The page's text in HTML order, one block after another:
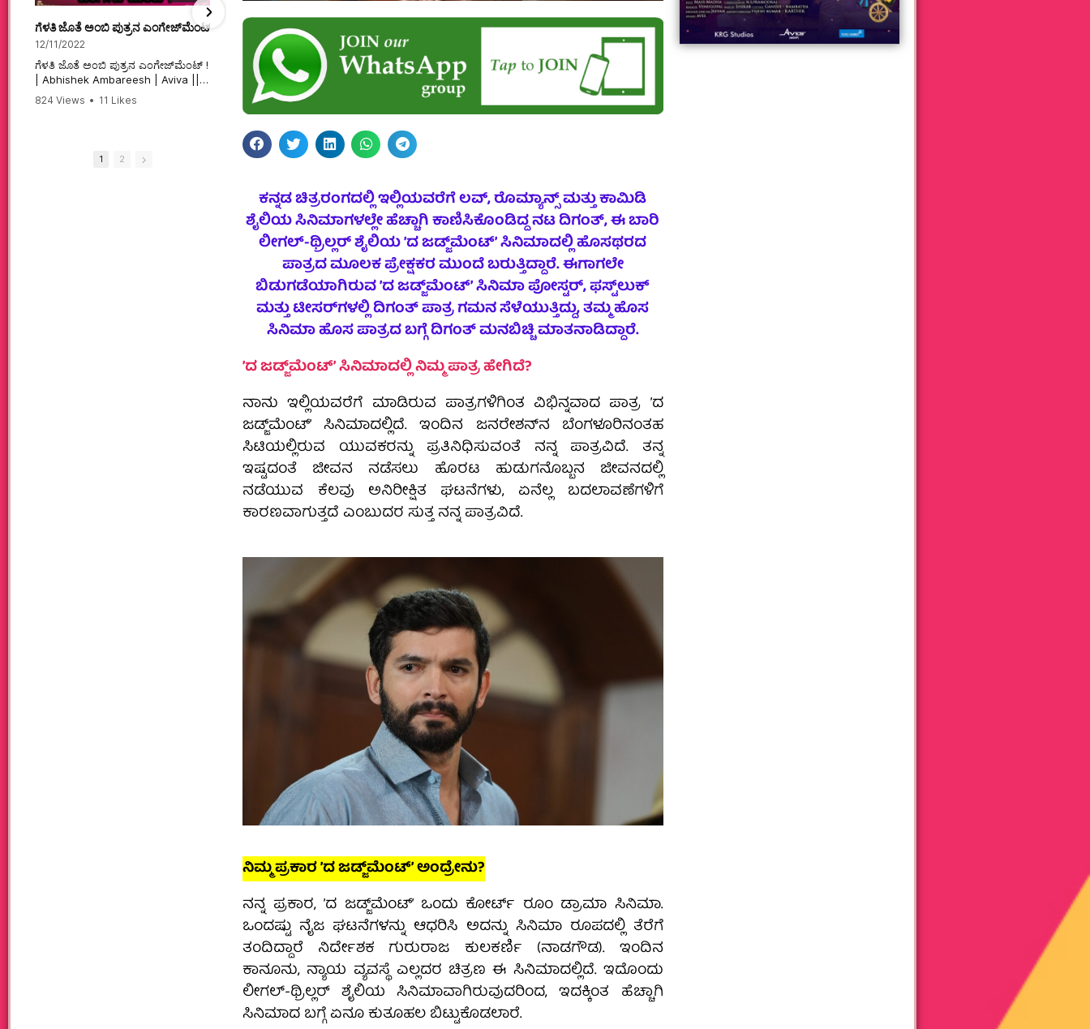
ಗೆಳತಿ ಜೊತೆ ಅಂಬಿ ಪುತ್ರನ ಎಂಗೇಜ್‌ಮೆಂಟ್ ! | Abhishek Ambareesh | Aviva ||
12/11/2022
ಗೆಳತಿ ಜೊತೆ ಅಂಬಿ ಪುತ್ರನ ಎಂಗೇಜ್‌ಮೆಂಟ್ !
| Abhishek Ambareesh | Aviva ||
824 Views • 11 Likes
ಮಗನಿಗಾಗಿಯೇ ಸಿನಿಮಾ ಮಾಡಿದ ಮಹಾತಾಯಿ! | Karnataka ||
12/6/2022
ಮಗನಿಗಾಗಿಯೇ ಸಿನಿಮಾ ಮಾಡಿದ
ಮಹಾತಾಯಿ! | Karnataka ||
#karnataka #kannadamovies
74 Views • 2 Likes
1 2
ಕನ್ನಡ ಚಿತ್ರರಂಗದಲ್ಲಿ ಇಲ್ಲಿಯವರೆಗೆ ಲವ್‌, ರೊಮ್ಯಾನ್ಸ್‌ ಮತ್ತು ಕಾಮಿಡಿ
ಶೈಲಿಯ ಸಿನಿಮಾಗಳಲ್ಲೇ ಹೆಚ್ಚಾಗಿ ಕಾಣಿಸಿಕೊಂಡಿದ್ದ ನಟ ದಿಗಂತ್‌, ಈ ಬಾರಿ
ಲೀಗಲ್‌-ಥ್ರಿಲ್ಲರ್‌ ಶೈಲಿಯ ʼದ ಜಡ್ಜ್‌ಮೆಂಟ್‌ʼ ಸಿನಿಮಾದಲ್ಲಿ ಹೊಸಥರದ
ಪಾತ್ರದ ಮೂಲಕ ಪ್ರೇಕ್ಷಕರ ಮುಂದೆ ಬರುತ್ತಿದ್ದಾರೆ. ಈಗಾಗಲೇ
ಬಿಡುಗಡೆಯಾಗಿರುವ ʼದ ಜಡ್ಜ್‌ಮೆಂಟ್‌ʼ ಸಿನಿಮಾ ಪೋಸ್ಟರ್‌, ಫಸ್ಟ್‌ಲುಕ್‌
ಮತ್ತು ಟೀಸರ್‌ಗಳಲ್ಲಿ ದಿಗಂತ್‌ ಪಾತ್ರ ಗಮನ ಸೆಳೆಯುತ್ತಿದ್ದು, ತಮ್ಮ ಹೊಸ
ಸಿನಿಮಾ ಹೊಸ ಪಾತ್ರದ ಬಗ್ಗೆ ದಿಗಂತ್‌ ಮನಬಿಚ್ಚಿ ಮಾತನಾಡಿದ್ದಾರೆ.
ʼದ ಜಡ್ಜ್‌ಮೆಂಟ್‌ʼ ಸಿನಿಮಾದಲ್ಲಿ ನಿಮ್ಮ ಪಾತ್ರ ಹೇಗಿದೆ?
ನಾನು ಇಲ್ಲಿಯವರೆಗೆ ಮಾಡಿರುವ ಪಾತ್ರಗಳಿಗಿಂತ ವಿಭಿನ್ನವಾದ ಪಾತ್ರ ʼದ
ಜಡ್ಜ್‌ಮೆಂಟ್‌ʼ ಸಿನಿಮಾದಲ್ಲಿದೆ. ಇಂದಿನ ಜನರೇಶನ್‌ನ ಬೆಂಗಳೂರಿನಂತಹ
ಸಿಟಿಯಲ್ಲಿರುವ ಯುವಕರನ್ನು ಪ್ರತಿನಿಧಿಸುವಂತೆ ನನ್ನ ಪಾತ್ರವಿದೆ. ತನ್ನ
ಇಷ್ಟದಂತೆ ಜೀವನ ನಡೆಸಲು ಹೊರಟ ಹುಡುಗನೊಬ್ಬನ ಜೀವನದಲ್ಲಿ
ನಡೆಯುವ ಕೆಲವು ಅನಿರೀಕ್ಷಿತ ಘಟನೆಗಳು, ಏನೆಲ್ಲ ಬದಲಾವಣೆಗಳಿಗೆ
ಕಾರಣವಾಗುತ್ತದೆ ಎಂಬುದರ ಸುತ್ತ ನನ್ನ ಪಾತ್ರವಿದೆ.
ನಿಮ್ಮ ಪ್ರಕಾರ ʼದ ಜಡ್ಜ್‌ಮೆಂಟ್‌ʼ ಅಂದ್ರೇನು?
ನನ್ನ ಪ್ರಕಾರ, ʼದ ಜಡ್ಜ್‌ಮೆಂಟ್‌ʼ ಒಂದು ಕೋರ್ಟ್‌ ರೂಂ ಡ್ರಾಮಾ ಸಿನಿಮಾ.
ಒಂದಷ್ಟು ನೈಜ ಘಟನೆಗಳನ್ನು ಆಧರಿಸಿ ಅದನ್ನು ಸಿನಿಮಾ ರೂಪದಲ್ಲಿ ತೆರೆಗೆ
ತಂದಿದ್ದಾರೆ ನಿರ್ದೇಶಕ ಗುರುರಾಜ ಕುಲಕರ್ಣಿ (ನಾಡಗೌಡ). ಇಂದಿನ
ಕಾನೂನು, ನ್ಯಾಯ ವ್ಯವಸ್ಥೆ ಎಲ್ಲದರ ಚಿತ್ರಣ ಈ ಸಿನಿಮಾದಲ್ಲಿದೆ. ಇದೊಂದು
ಲೀಗಲ್‌-ಥ್ರಿಲ್ಲರ್‌ ಶೈಲಿಯ ಸಿನಿಮಾವಾಗಿರುವುದರಿಂದ, ಇದಕ್ಕಿಂತ ಹೆಚ್ಚಾಗಿ
ಸಿನಿಮಾದ ಬಗ್ಗೆ ಏನೂ ಕುತೂಹಲ ಬಿಟ್ಟುಕೊಡಲಾರೆ.